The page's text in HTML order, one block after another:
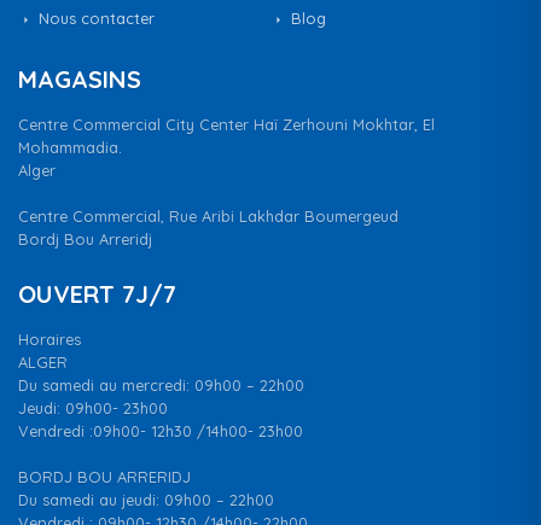
Nous contacter
Blog
MAGASINS
Centre Commercial City Center Haï Zerhouni Mokhtar, El
Mohammadia.
Alger
Centre Commercial, Rue Aribi Lakhdar Boumergeud
Bordj Bou Arreridj
OUVERT 7J/7
Horaires
ALGER
Du samedi au mercredi: 09h00 – 22h00
Jeudi: 09h00- 23h00
Vendredi :09h00- 12h30 /14h00- 23h00
BORDJ BOU ARRERIDJ
Du samedi au jeudi: 09h00 – 22h00